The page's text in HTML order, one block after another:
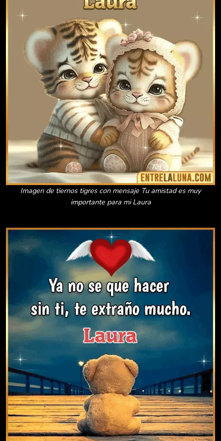
Imagen de tiernos tigres con mensaje Tu amistad es muy
importante para mi Laura